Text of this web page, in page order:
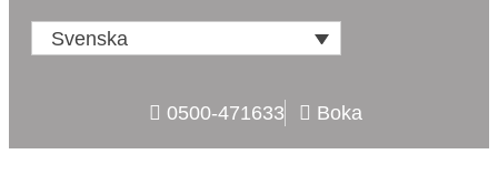
Svenska
0500-471633 Boka